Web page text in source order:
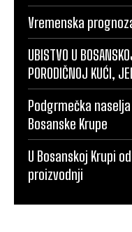
Vremenska
UBISTVO U
PORODIČNOJ KUĆI,
Podgrmečka
Bosanske Krupe
U Bosanskoj Krupi
proizvodnji